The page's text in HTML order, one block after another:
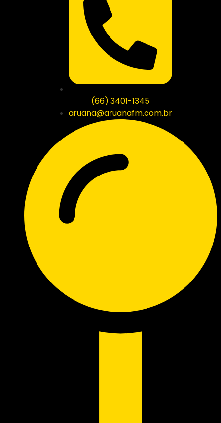
(66) 3401-1345
aruana@aruanafm.com.br